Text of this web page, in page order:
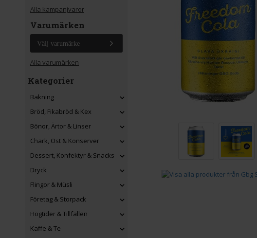
Alla kampanjvaror
Varumärken
Välj varumärke
Alla varumärken
Kategorier
Bakning
Bröd, Fikabröd & Kex
Bönor, Ärtor & Linser
Chark, Ost & Konserver
Dessert, Konfektyr & Snacks
Dryck
Flingor & Müsli
Företag & Storpack
Högtider & Tillfällen
Kaffe & Te